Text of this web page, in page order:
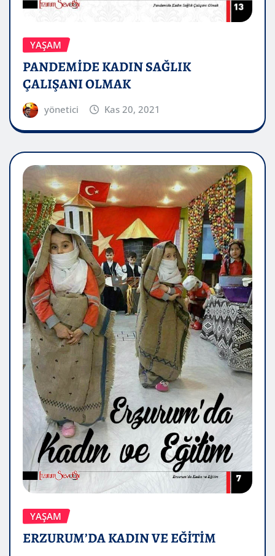
YAŞAM
PANDEMİDE KADIN SAĞLIK
ÇALIŞANI OLMAK
yönetici Kas 20, 2021
YAŞAM
ERZURUM’DA KADIN VE EĞİTİM